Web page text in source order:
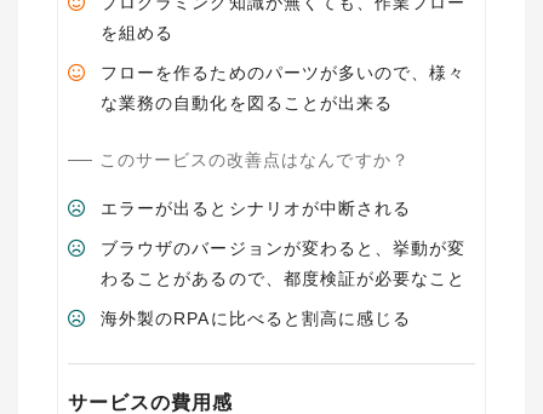
を組める
フローを作るためのパーツが多いので、様々
な業務の自動化を図ることが出来る
このサービスの改善点はなんですか？
エラーが出るとシナリオが中断される
ブラウザのバージョンが変わると、挙動が変
わることがあるので、都度検証が必要なこと
海外製のRPAに比べると割高に感じる
サービスの費用感